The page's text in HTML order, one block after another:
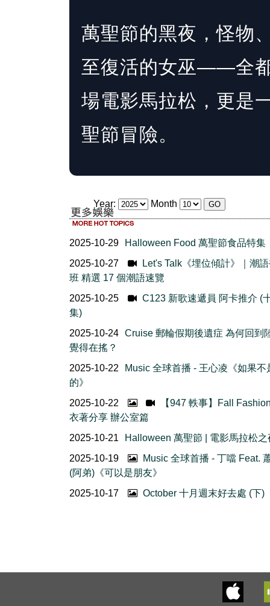
萬聖節的黑夜，怪物
至復活的女巫——全
場電影馬拉松，更是
聖節冒險。
Year: Month
2025-10-29
Halloween Food 萬聖節食品特集
2025-10-27
Let's Talk《埋位傾計》｜潮
班 精選 17 個潮語速覽
2025-10-25
C123 新歌速遞員 阿卡推介 (
集)
2025-10-24 Cruise 郵輪假期後遺症 為何回到
覺得在搖？
2025-10-22
Music 全球首播 - 王心凌《如果不
的》
2025-10-22
【947 軼事】Fall
衣著分享 辦公室篇
2025-10-21
Halloween 萬聖節 | 電影馬拉松之
2025-10-19
Music 全球首播 - 丁噹 Feat.
(阿弟)《可以是朋友》
2025-10-17
October 十月週末好去處 (下)